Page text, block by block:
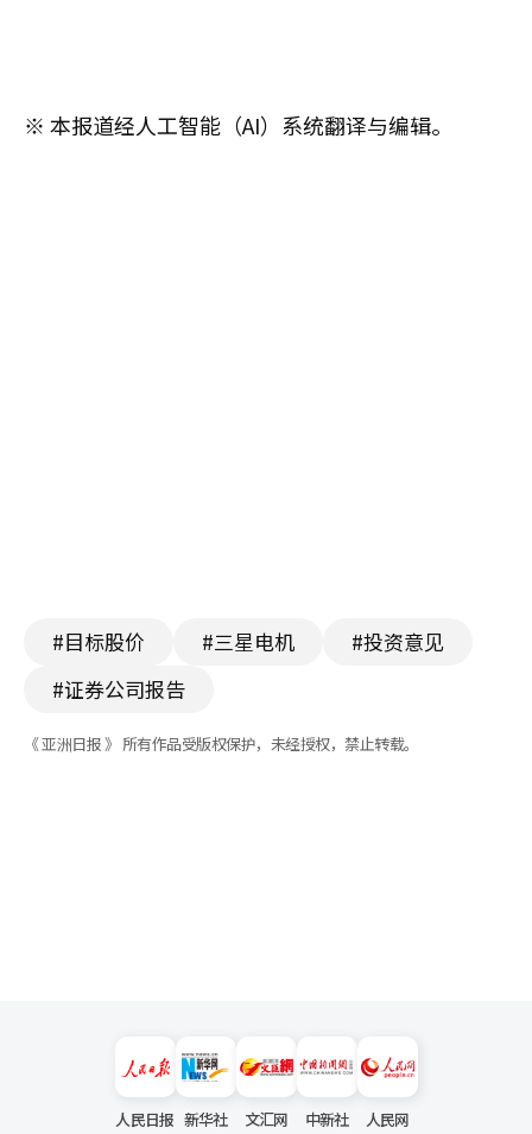
※ 本报道经人工智能（AI）系统翻译与编辑。
#目标股价 #三星电机
#投资意见
#证券公司报告
《 亚洲日报 》 所有作品受版权保护，未经授权，禁止转载。
人民日报 新华社 文汇网 中新社 人民网